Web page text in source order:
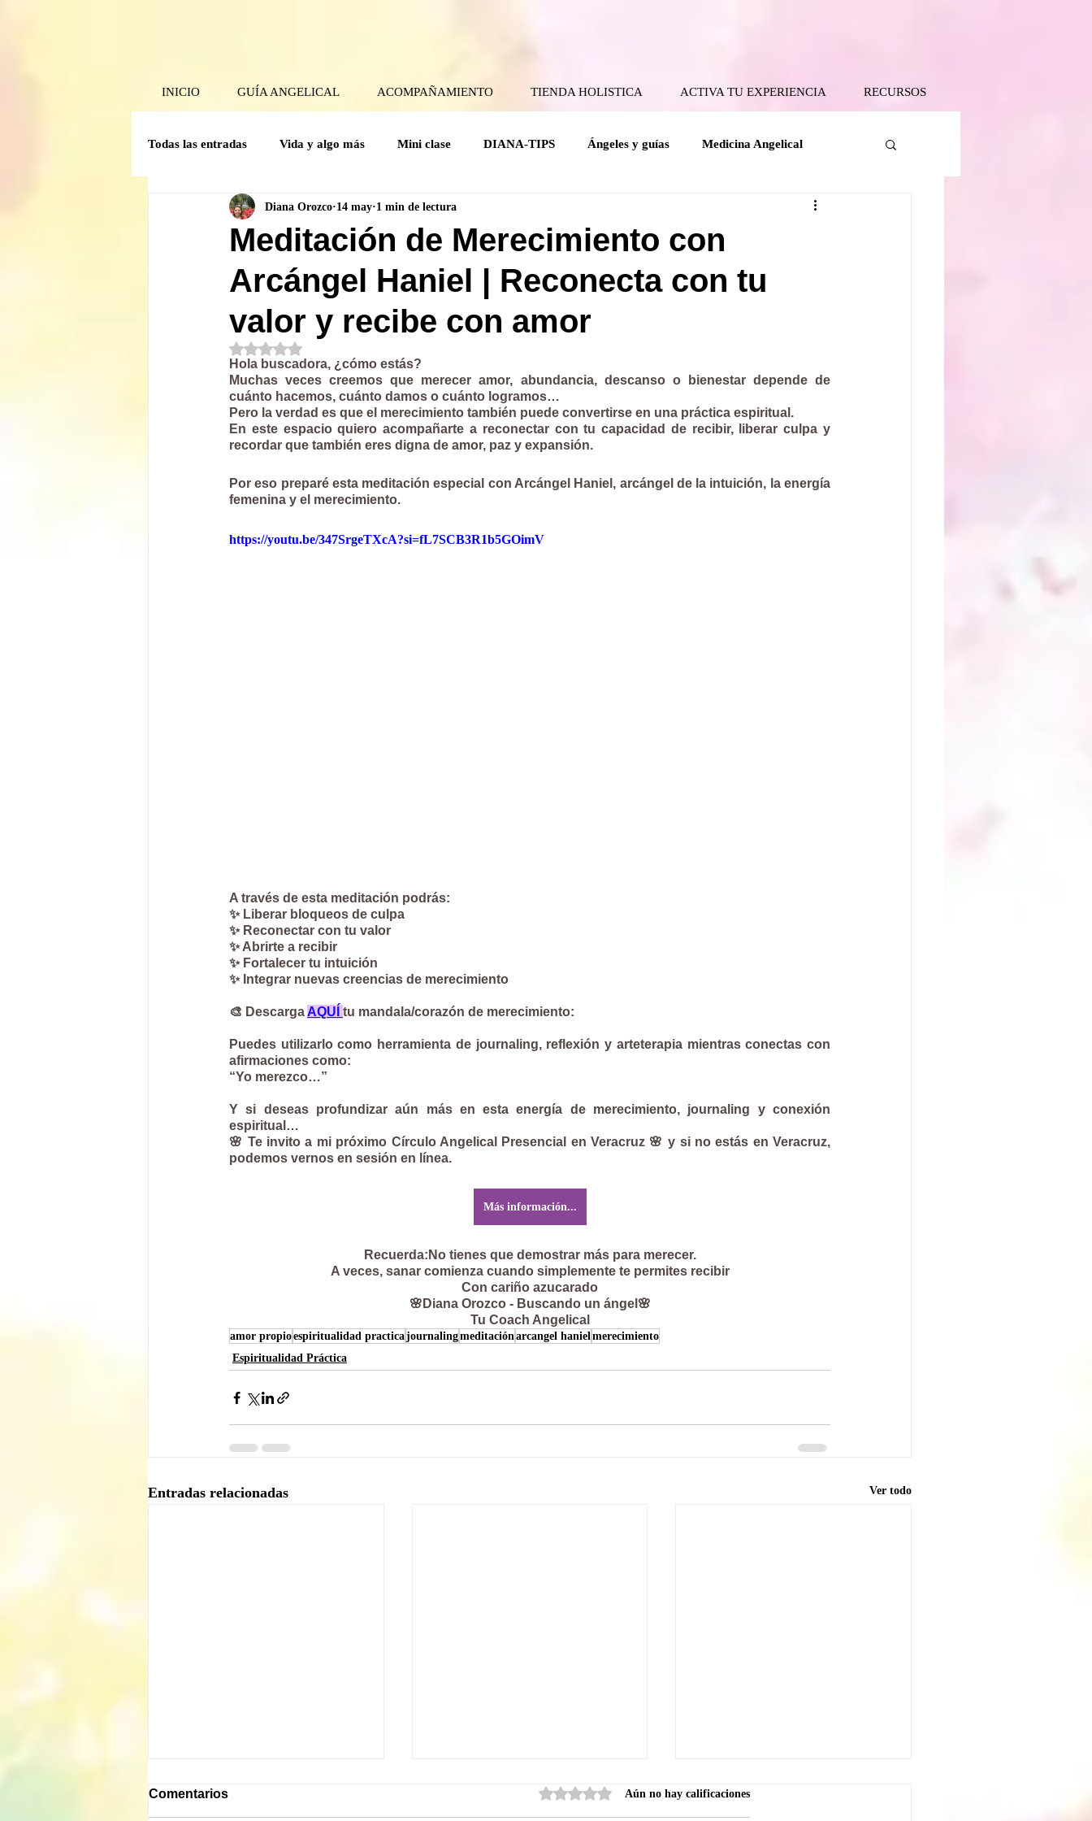
INICIO GUÍA ANGELICAL ACOMPAÑAMIENTO TIENDA HOLISTICA ACTIVA TU EXPERIENCIA RECURSOS
Todas las entradas Vida y algo más Mini clase DIANA-TIPS Ángeles y guías Medicina Angelical
Poder Interior Mensaje angelical Coaching Angelical Tanatología Angelical
Guía Mensual Herramientas Holísticas Espiritualidad Práctica Mensajes del Cielo a la Tierra
Crónicas del comité de la Caverna
Meditación de Merecimiento con
Arcángel Haniel | Reconecta con tu
valor y recibe con amor
Diana Orozco 14 may 1 min de lectura
Obtuvo NaN de 5 estrellas.
Hola buscadora, ¿cómo estás?
Muchas veces creemos que merecer amor, abundancia, descanso o bienestar depende de
cuánto hacemos, cuánto damos o cuánto logramos…
Pero la verdad es que el merecimiento también puede convertirse en una práctica espiritual.
En este espacio quiero acompañarte a reconectar con tu capacidad de recibir, liberar culpa y
recordar que también eres digna de amor, paz y expansión.
Por eso preparé esta meditación especial con Arcángel Haniel, arcángel de la intuición, la energía
femenina y el merecimiento.
https://youtu.be/347SrgeTXcA?si=fL7SCB3R1b5GOimV
A través de esta meditación podrás:
✨ Liberar bloqueos de culpa
✨ Reconectar con tu valor
✨ Abrirte a recibir
✨ Fortalecer tu intuición
✨ Integrar nuevas creencias de merecimiento
🎨 Descarga AQUÍ tu mandala/corazón de merecimiento:
Puedes utilizarlo como herramienta de journaling, reflexión y arteterapia mientras conectas con
afirmaciones como:
“Yo merezco…”
Y si deseas profundizar aún más en esta energía de merecimiento, journaling y conexión
espiritual…
🌸 Te invito a mi próximo Círculo Angelical Presencial en Veracruz 🌸 y si no estás en Veracruz,
podemos vernos en sesión en línea.
Más información...
Recuerda:No tienes que demostrar más para merecer.
A veces, sanar comienza cuando simplemente te permites recibir
Con cariño azucarado
🌸Diana Orozco - Buscando un ángel🌸
Tu Coach Angelical
amor propioespiritualidad practicajournalingmeditaciónarcangel hanielmerecimiento
Espiritualidad Práctica
Entradas relacionadas Ver todo
Comentarios Obtuvo 0 de 5 estrellas.Aún no hay calificaciones